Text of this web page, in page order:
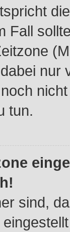
Fall
nur
tun.
sind,